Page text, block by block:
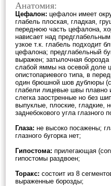
Анатомия:
Цефалон: цефалон имеет
глабель плоская, гладкая,
переднюю часть цефалона,
нависает над
узкое т.к. глабель подходит
цефалона; предглабельный
выражен; затылочная
слабой яммы на осевой доле
опистопариевого типа, в
один брюшной шов дублюры
глабели лицевые швы плавно
слегка заостренные но без
выпуклые, плоские, гладкие,
заднебокового угла глазного
Глаза: не высоко посажены;
глазного бугорка нет;
Гипостома: прилегающая
гипостомы раздвоен;
Торакс: состоит из 8
выраженные борозды;